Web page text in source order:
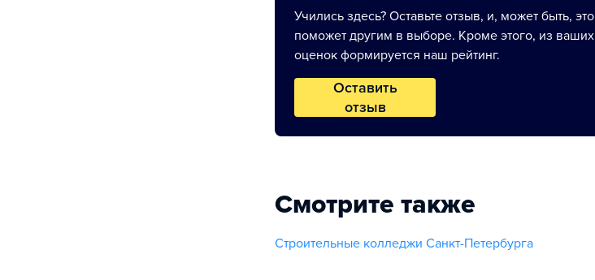
Учились здесь? Оставьте отзыв, и, может быть, это
поможет другим в выборе. Кроме этого, из ваших
оценок формируется наш рейтинг.
Оставить
отзыв
Смотрите также
Строительные колледжи Санкт-Петербурга